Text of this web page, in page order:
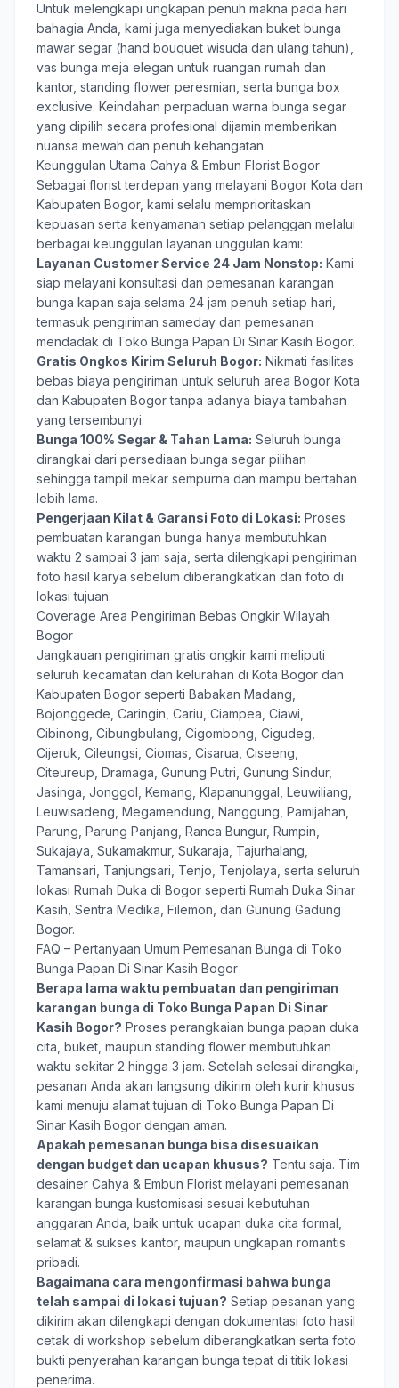
Untuk melengkapi ungkapan penuh makna pada hari
bahagia Anda, kami juga menyediakan buket bunga
mawar segar (hand bouquet wisuda dan ulang tahun),
vas bunga meja elegan untuk ruangan rumah dan
kantor, standing flower peresmian, serta bunga box
exclusive. Keindahan perpaduan warna bunga segar
yang dipilih secara profesional dijamin memberikan
nuansa mewah dan penuh kehangatan.
Keunggulan Utama Cahya & Embun Florist Bogor
Sebagai florist terdepan yang melayani Bogor Kota dan
Kabupaten Bogor, kami selalu memprioritaskan
kepuasan serta kenyamanan setiap pelanggan melalui
berbagai keunggulan layanan unggulan kami:
Layanan Customer Service 24 Jam Nonstop: Kami
siap melayani konsultasi dan pemesanan karangan
bunga kapan saja selama 24 jam penuh setiap hari,
termasuk pengiriman sameday dan pemesanan
mendadak di Toko Bunga Papan Di Sinar Kasih Bogor.
Gratis Ongkos Kirim Seluruh Bogor: Nikmati fasilitas
bebas biaya pengiriman untuk seluruh area Bogor Kota
dan Kabupaten Bogor tanpa adanya biaya tambahan
yang tersembunyi.
Bunga 100% Segar & Tahan Lama: Seluruh bunga
dirangkai dari persediaan bunga segar pilihan
sehingga tampil mekar sempurna dan mampu bertahan
lebih lama.
Pengerjaan Kilat & Garansi Foto di Lokasi: Proses
pembuatan karangan bunga hanya membutuhkan
waktu 2 sampai 3 jam saja, serta dilengkapi pengiriman
foto hasil karya sebelum diberangkatkan dan foto di
lokasi tujuan.
Coverage Area Pengiriman Bebas Ongkir Wilayah
Bogor
Jangkauan pengiriman gratis ongkir kami meliputi
seluruh kecamatan dan kelurahan di Kota Bogor dan
Kabupaten Bogor seperti Babakan Madang,
Bojonggede, Caringin, Cariu, Ciampea, Ciawi,
Cibinong, Cibungbulang, Cigombong, Cigudeg,
Cijeruk, Cileungsi, Ciomas, Cisarua, Ciseeng,
Citeureup, Dramaga, Gunung Putri, Gunung Sindur,
Jasinga, Jonggol, Kemang, Klapanunggal, Leuwiliang,
Leuwisadeng, Megamendung, Nanggung, Pamijahan,
Parung, Parung Panjang, Ranca Bungur, Rumpin,
Sukajaya, Sukamakmur, Sukaraja, Tajurhalang,
Tamansari, Tanjungsari, Tenjo, Tenjolaya, serta seluruh
lokasi Rumah Duka di Bogor seperti Rumah Duka Sinar
Kasih, Sentra Medika, Filemon, dan Gunung Gadung
Bogor.
FAQ – Pertanyaan Umum Pemesanan Bunga di Toko
Bunga Papan Di Sinar Kasih Bogor
Berapa lama waktu pembuatan dan pengiriman
karangan bunga di Toko Bunga Papan Di Sinar
Kasih Bogor? Proses perangkaian bunga papan duka
cita, buket, maupun standing flower membutuhkan
waktu sekitar 2 hingga 3 jam. Setelah selesai dirangkai,
pesanan Anda akan langsung dikirim oleh kurir khusus
kami menuju alamat tujuan di Toko Bunga Papan Di
Sinar Kasih Bogor dengan aman.
Apakah pemesanan bunga bisa disesuaikan
dengan budget dan ucapan khusus? Tentu saja. Tim
desainer Cahya & Embun Florist melayani pemesanan
karangan bunga kustomisasi sesuai kebutuhan
anggaran Anda, baik untuk ucapan duka cita formal,
selamat & sukses kantor, maupun ungkapan romantis
pribadi.
Bagaimana cara mengonfirmasi bahwa bunga
telah sampai di lokasi tujuan? Setiap pesanan yang
dikirim akan dilengkapi dengan dokumentasi foto hasil
cetak di workshop sebelum diberangkatkan serta foto
bukti penyerahan karangan bunga tepat di titik lokasi
penerima.